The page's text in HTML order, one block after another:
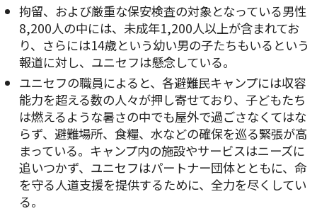
拘留、および厳重な保安検査の対象となっている男性
8,200人の中には、未成年1,200人以上が含まれてお
り、さらには14歳という幼い男の子たちもいるという
報道に対し、ユニセフは懸念している。
ユニセフの職員によると、各避難民キャンプには収容
能力を超える数の人々が押し寄せており、子どもたち
は燃えるような暑さの中でも屋外で過ごさなくてはな
らず、避難場所、食糧、水などの確保を巡る緊張が高
まっている。キャンプ内の施設やサービスはニーズに
追いつかず、ユニセフはパートナー団体とともに、命
を守る人道支援を提供するために、全力を尽くしてい
る。